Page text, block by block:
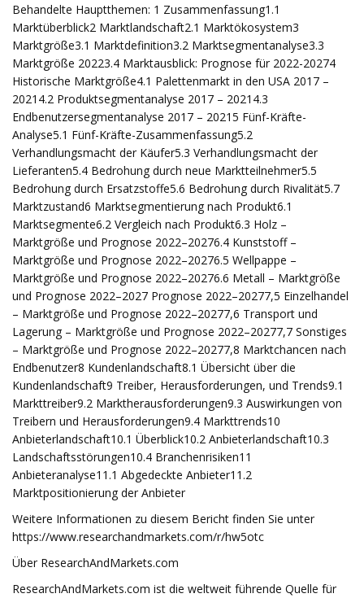
Behandelte Hauptthemen: 1 Zusammenfassung1.1
Marktüberblick2 Marktlandschaft2.1 Marktökosystem3
Marktgröße3.1 Marktdefinition3.2 Marktsegmentanalyse3.3
Marktgröße 20223.4 Marktausblick: Prognose für 2022-20274
Historische Marktgröße4.1 Palettenmarkt in den USA 2017 –
20214.2 Produktsegmentanalyse 2017 – 20214.3
Endbenutzersegmentanalyse 2017 – 20215 Fünf-Kräfte-
Analyse5.1 Fünf-Kräfte-Zusammenfassung5.2
Verhandlungsmacht der Käufer5.3 Verhandlungsmacht der
Lieferanten5.4 Bedrohung durch neue Marktteilnehmer5.5
Bedrohung durch Ersatzstoffe5.6 Bedrohung durch Rivalität5.7
Marktzustand6 Marktsegmentierung nach Produkt6.1
Marktsegmente6.2 Vergleich nach Produkt6.3 Holz –
Marktgröße und Prognose 2022–20276.4 Kunststoff –
Marktgröße und Prognose 2022–20276.5 Wellpappe –
Marktgröße und Prognose 2022–20276.6 Metall – Marktgröße
und Prognose 2022–2027 Prognose 2022–20277,5 Einzelhandel
– Marktgröße und Prognose 2022–20277,6 Transport und
Lagerung – Marktgröße und Prognose 2022–20277,7 Sonstiges
– Marktgröße und Prognose 2022–20277,8 Marktchancen nach
Endbenutzer8 Kundenlandschaft8.1 Übersicht über die
Kundenlandschaft9 Treiber, Herausforderungen, und Trends9.1
Markttreiber9.2 Marktherausforderungen9.3 Auswirkungen von
Treibern und Herausforderungen9.4 Markttrends10
Anbieterlandschaft10.1 Überblick10.2 Anbieterlandschaft10.3
Landschaftsstörungen10.4 Branchenrisiken11
Anbieteranalyse11.1 Abgedeckte Anbieter11.2
Marktpositionierung der Anbieter
Weitere Informationen zu diesem Bericht finden Sie unter
https://www.researchandmarkets.com/r/hw5otc
Über ResearchAndMarkets.com
ResearchAndMarkets.com ist die weltweit führende Quelle für